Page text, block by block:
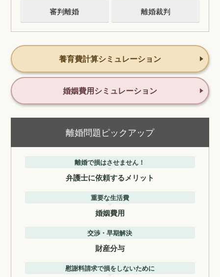
審判離婚 離婚裁判
養育費計算シミュレーション
婚姻費用シミュレーション
離婚問題ピックアップ
離婚で損はさせません！
弁護士に依頼するメリット
重要な生活費
婚姻費用
交渉・早期解決
財産分与
慰謝料請求で損をしないために